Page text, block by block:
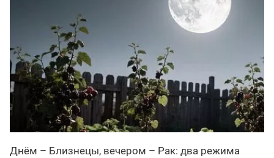
Днём – Близнецы, вечером – Рак: два режима